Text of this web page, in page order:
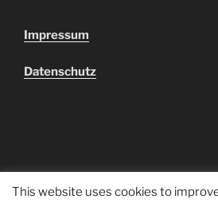
Impressum
Datenschutz
This website uses cookies to